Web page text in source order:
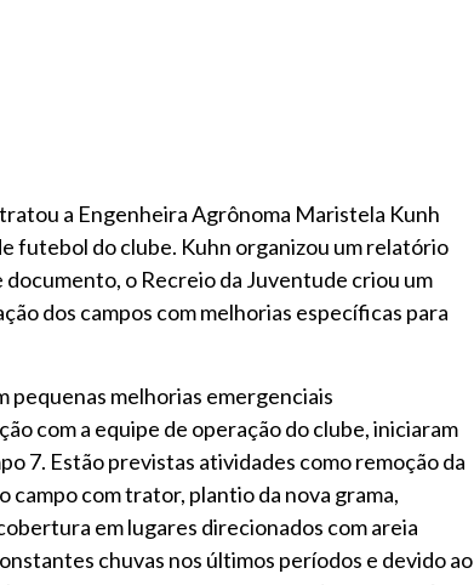
a Engenheira Agrônoma Maristela Kunh
futebol do clube. Kuhn organizou um relatório
documento, o Recreio da Juventude criou um
dos campos com melhorias específicas para
pequenas melhorias emergenciais
com a equipe de operação do clube, iniciaram
7. Estão previstas atividades como remoção da
campo com trator, plantio da nova grama,
em lugares direcionados com areia
chuvas nos últimos períodos e devido ao